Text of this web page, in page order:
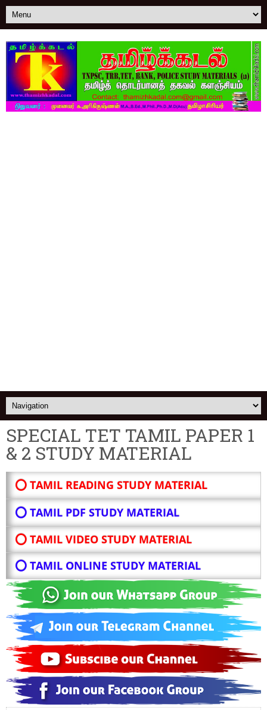
SPECIAL TET TAMIL PAPER 1
& 2 STUDY MATERIAL
⭕ TAMIL READING STUDY MATERIAL
⭕ TAMIL PDF STUDY MATERIAL
⭕ TAMIL VIDEO STUDY MATERIAL
⭕ TAMIL ONLINE STUDY MATERIAL